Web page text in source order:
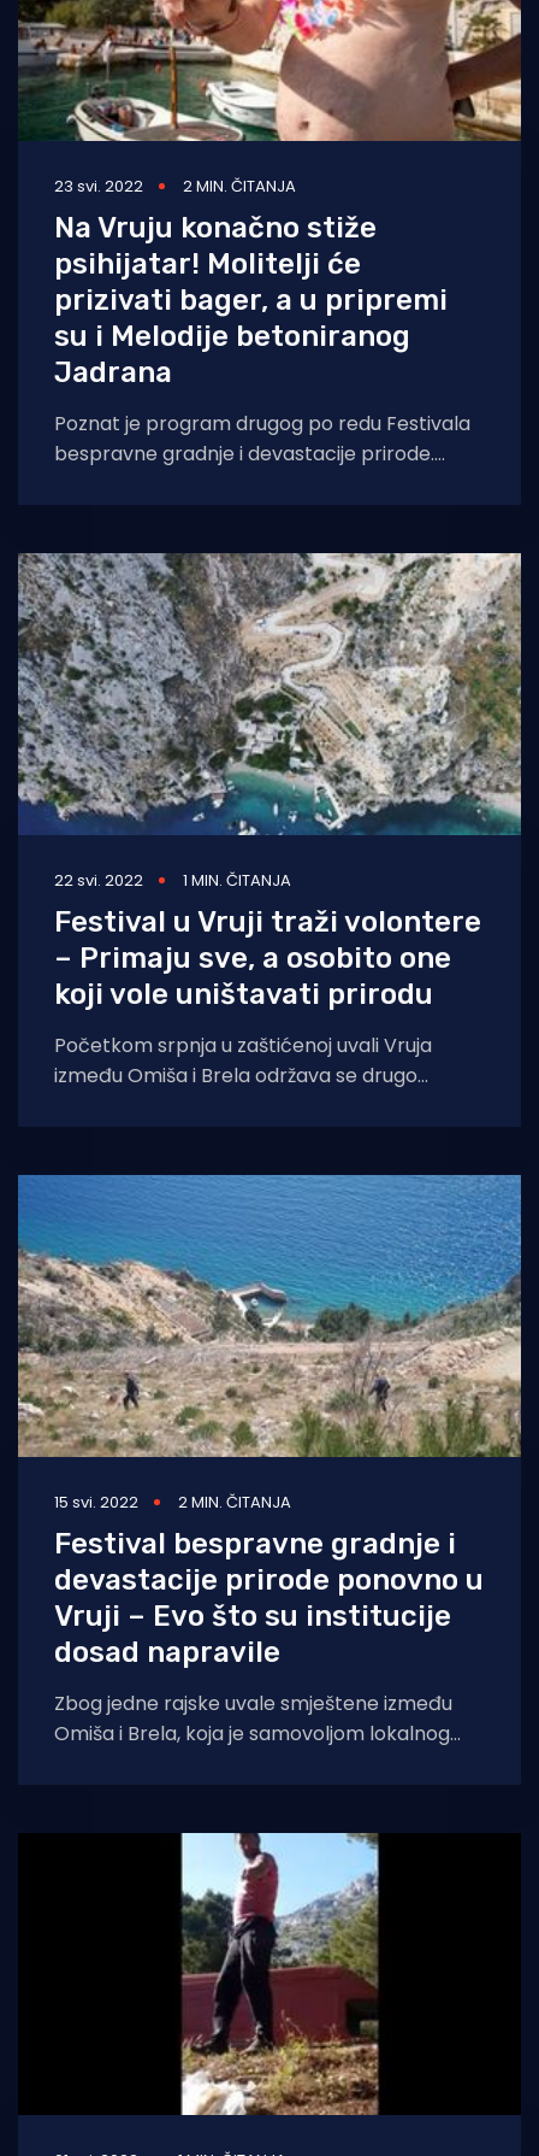
23 svi. 2022 2 MIN. ČITANJA
Na Vruju konačno stiže
psihijatar! Molitelji će
prizivati bager, a u pripremi
su i Melodije betoniranog
Jadrana
Poznat je program drugog po redu Festivala
bespravne gradnje i devastacije prirode.
22 svi. 2022 1 MIN. ČITANJA
Festival u Vruji traži volontere
– Primaju sve, a osobito one
koji vole uništavati prirodu
Početkom srpnja u zaštićenoj uvali Vruja
između Omiša i Brela održava se drugo
devastacije prirode.
15 svi. 2022 2 MIN. ČITANJA
Festival bespravne gradnje i
devastacije prirode ponovno u
Vruji – Evo što su institucije
dosad napravile
Zbog jedne rajske uvale smještene između
Omiša i Brela, koja je samovoljom lokalnog
institucija